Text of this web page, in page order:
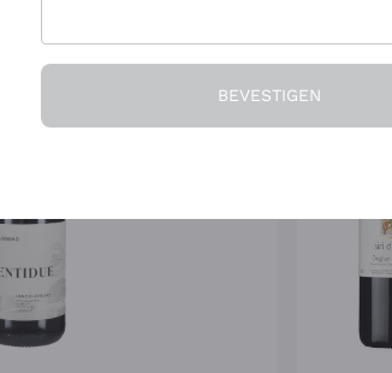
/100Suckling
/100
BEVESTIGEN